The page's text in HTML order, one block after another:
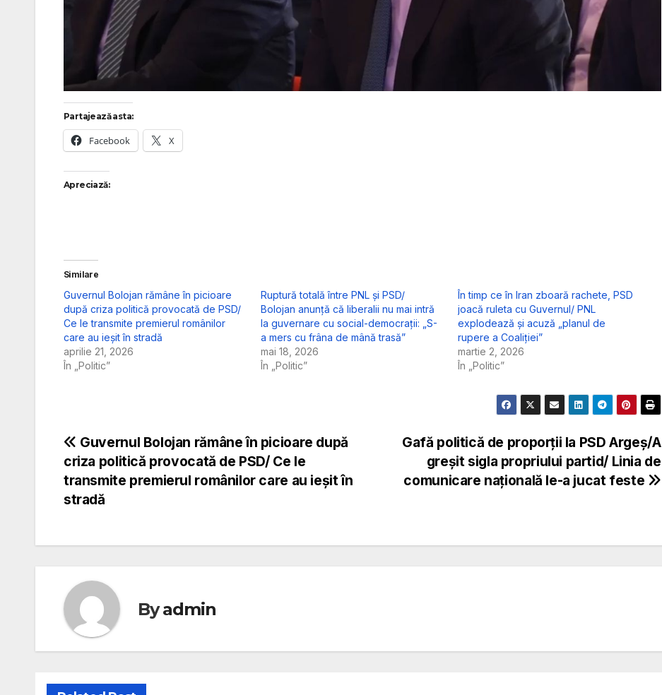
Partajează asta:
Facebook X
Apreciază:
Similare
Guvernul Bolojan rămâne în picioare
după criza politică provocată de PSD/
Ce le transmite premierul românilor
care au ieșit în stradă
aprilie 21, 2026
În „Politic”
Ruptură totală între PNL și PSD/
Bolojan anunță că liberalii nu mai intră
la guvernare cu social-democrații: „S-
a mers cu frâna de mână trasă”
mai 18, 2026
În „Politic”
În timp ce în Iran zboară rachete, PSD
joacă ruleta cu Guvernul/ PNL
explodează și acuză „planul de
rupere a Coaliției”
martie 2, 2026
În „Politic”
Navigare
în
articole
Gafă politică de proporții la PSD Argeș/A
greșit sigla propriului partid/ Linia de
comunicare națională le-a jucat feste
Guvernul Bolojan rămâne în picioare după
criza politică provocată de PSD/ Ce le
transmite premierul românilor care au ieșit în
stradă
Byadmin